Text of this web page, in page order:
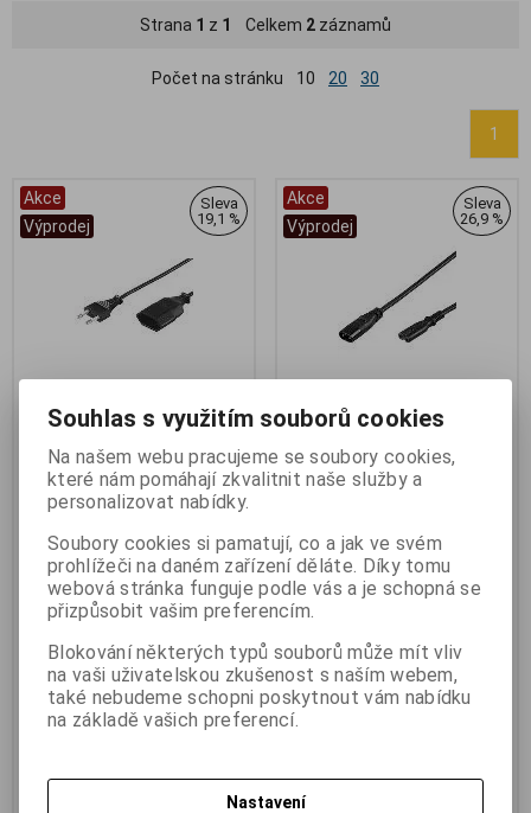
Strana 1 z 1 Celkem 2 záznamů
Počet na stránku 10 20 30
1
Akce
Výprodej
Sleva
19,1 %
síťový prodlužovací
Výrobce: PremiumCord
Katalogové číslo:k_kpsm5
Záruka (měsíců):
Termín dodání (dny): skladem
Skladem: 6 ks
Hmotnost:0,27 kg
EAN:8592220010980
PremiumCord kpsm5 kabel
síťový prodlužovací dvojvidlice
5m 230V. Proudové zatížení: max
2,5A Černý. *obal má 20x14x4cm*
93,20 Kč(3,949 EUR)
Akce
Výprodej
Sleva
26,9 %
GOOBAY 97201 2m Black
goobay
Záruka (měsíců):
Termín dodání (dny):skladem
Skladem:11 ks
Hmotnost: 0,15 kg
EAN:
Kabel prodlužovací C7/C8
GOOBAY 97201 2m Black.
Goobay 97201 Kabel síťový
prodlužovací plochý 2m
Proudové zatížení: max 2,5A
58,40 Kč
Souhlas s využitím souborů cookies
Na našem webu pracujeme se soubory cookies,
které nám pomáhají zkvalitnit naše služby a
personalizovat nabídky.
Soubory cookies si pamatují, co a jak ve svém
prohlížeči na daném zařízení děláte. Díky tomu
webová stránka funguje podle vás a je schopná se
přizpůsobit vašim preferencím.
Blokování některých typů souborů může mít vliv
na vaši uživatelskou zkušenost s naším webem,
také nebudeme schopni poskytnout vám nabídku
na základě vašich preferencí.
Nastavení